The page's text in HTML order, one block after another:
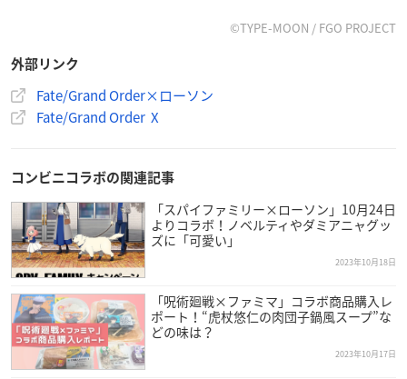
を使用したオリジナルグッズなどが多数登場いたします。
キャンペーン開始まで、今しばらくお待ちください！
詳しくは→https://t.co/AsvBpQDS3x
23
©TYPE-MOON / FGO PROJECT
外部リンク
Fate/Grand Order×ローソン
Fate/Grand Order X
コンビニコラボの関連記事
「スパイファミリー×ローソン」10月24日
よりコラボ！ノベルティやダミアニャグッ
ズに「可愛い」
2023年10月18日
「呪術廻戦×ファミマ」コラボ商品購入レ
ポート！“虎杖悠仁の肉団子鍋風スープ”な
どの味は？
2023年10月17日